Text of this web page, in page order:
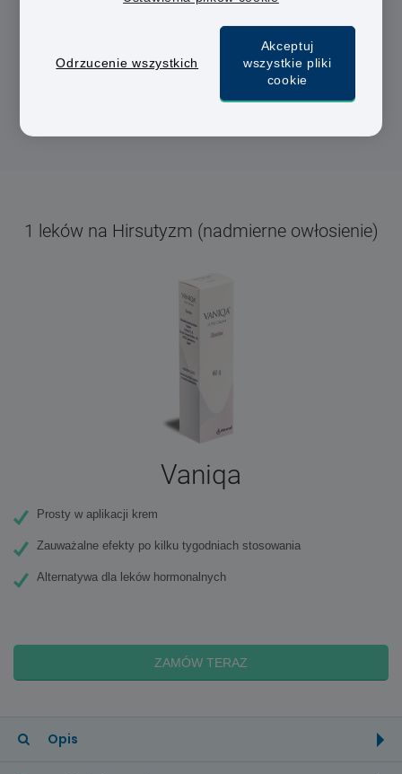
Lekarze i farmaceuci
Szybka dostawa
1 leków na Hirsutyzm (nadmierne owłosienie)
Vaniqa
Prosty w aplikacji krem
Zauważalne efekty po kilku tygodniach stosowania
Alternatywa dla leków hormonalnych
ZAMÓW TERAZ
Opis
Odrzucenie wszystkich
Akceptuj
wszystkie pliki
cookie